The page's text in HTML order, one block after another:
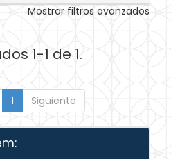
Mostrar filtros avanzados
1-1 de 1.
1 Siguiente